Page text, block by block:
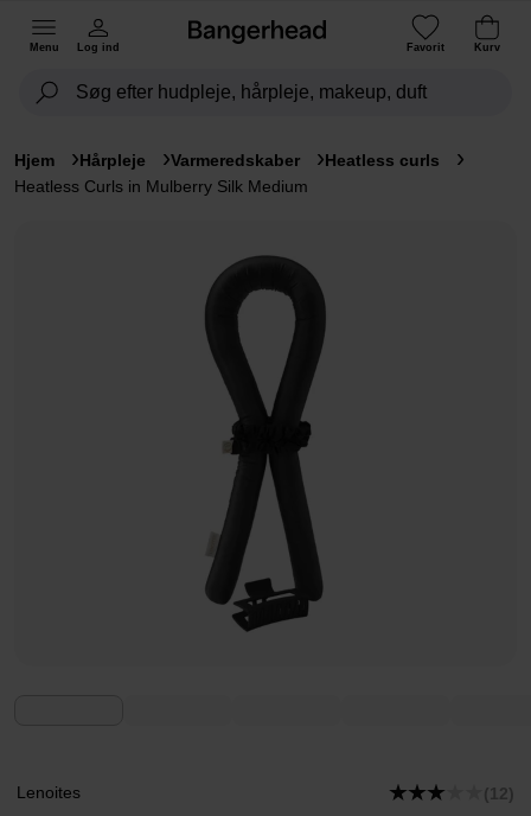
Menu Log ind Favorit Kurv
Hjem Hårpleje Varmeredskaber
Heatless curls
Heatless Curls in Mulberry Silk Medium
Lenoites (12)